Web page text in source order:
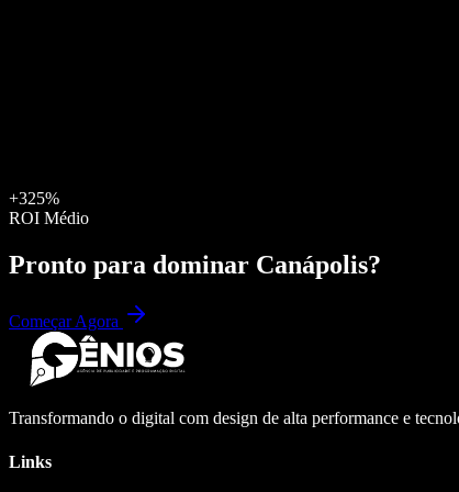
+325%
ROI Médio
Pronto para dominar Canápolis?
Começar Agora
Transformando o digital com design de alta performance e
Links